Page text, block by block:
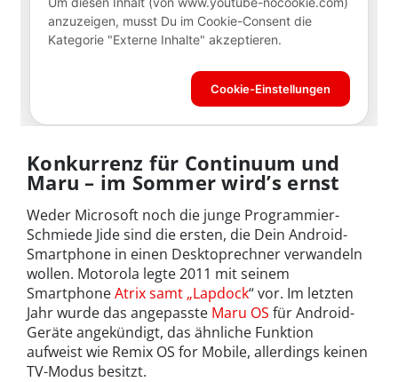
Konkurrenz für Continuum und
Maru – im Sommer wird’s ernst
Weder Microsoft noch die junge Programmier-
Schmiede Jide sind die ersten, die Dein Android-
Smartphone in einen Desktoprechner verwandeln
wollen. Motorola legte 2011 mit seinem
SmartphoneAtrix samt „Lapdock“ vor. Im letzten
Jahr wurde das angepasste Maru OS für Android-
Geräte angekündigt, das ähnliche Funktion
aufweist wie Remix OS for Mobile, allerdings keinen
TV-Modus besitzt.